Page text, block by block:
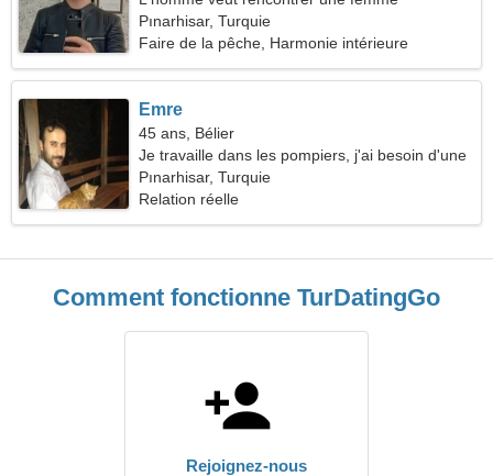
Pınarhisar, Turquie
Faire de la pêche, Harmonie intérieure
Emre
45 ans, Bélier
Je travaille dans les pompiers, j'ai besoin d'une
femme charmante
Pınarhisar, Turquie
Relation réelle
Comment fonctionne TurDatingGo
Rejoignez-nous